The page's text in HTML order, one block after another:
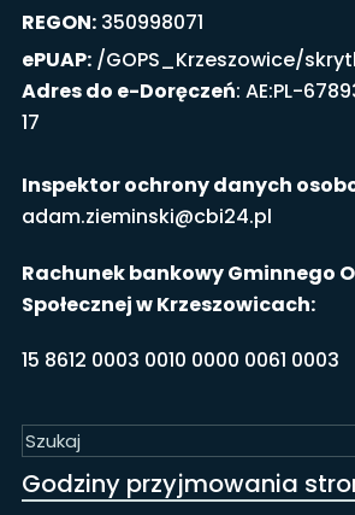
REGON:350998071
ePUAP:/GOPS_Krzeszowice/
Adres do e-Doręczeń: AE:PL-
17
Inspektor ochrony danych
adam.zieminski@cbi24.pl
Rachunek bankowy Gminnego
Społecznej w Krzeszowicach:
15 8612 0003 0010 0000 0061 0003
Godziny przyjmowania